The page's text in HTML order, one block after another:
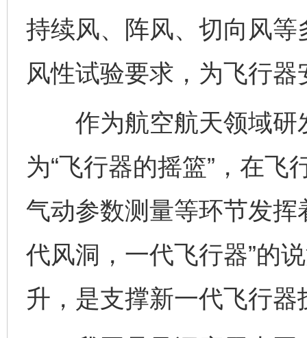
持续风、阵风、切向风
风性试验要求，为飞行
作为航空航天领域研
为“飞行器的摇篮”，在
气动参数测量等环节发挥
代风洞，一代飞行器”的
升，是支撑新一代飞行